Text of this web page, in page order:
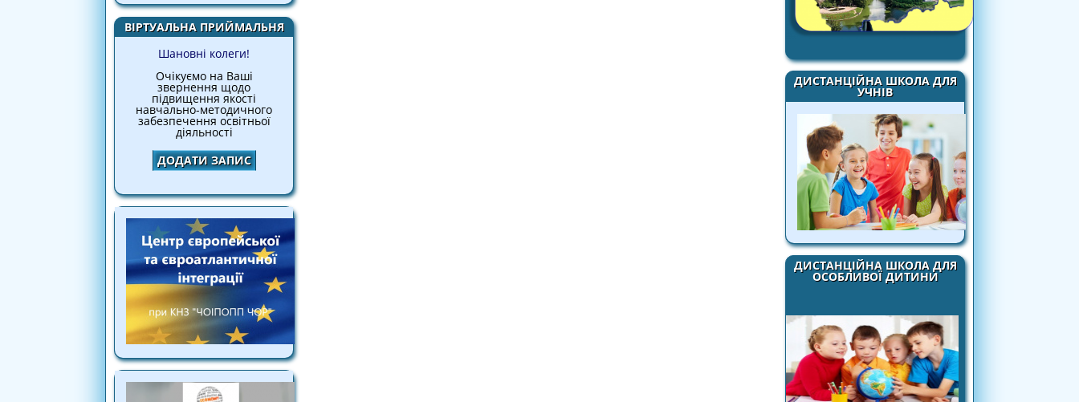
ВІРТУАЛЬНА ПРИЙМАЛЬНЯ
Шановні колеги!
Очікуємо на Ваші
звернення щодо
підвищення якості
навчально-методичного
забезпечення освітньої
діяльності
ДОДАТИ ЗАПИС
ДИСТАНЦІЙНА ШКОЛА ДЛЯ
УЧНІВ
ДИСТАНЦІЙНА ШКОЛА ДЛЯ
ОСОБЛИВОЇ ДИТИНИ